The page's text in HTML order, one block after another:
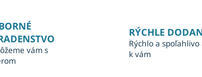
vám s
RÝCHLE
Rýchlo a spoľahlivo
k vám